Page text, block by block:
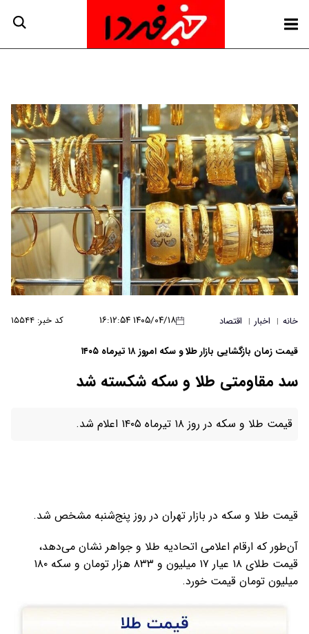
خانه | اخبار | اقتصاد ۱۴۰۵/۰۴/۱۸ ۱۶:۱۲:۵۴ کد خبر: ۱۵۵۴۴
قیمت زمان بازگشایی بازار طلا و سکه امروز ۱۸ تیرماه ۱۴۰۵
سد مقاومتی طلا و سکه شکسته شد
قیمت طلا و سکه در روز ۱۸ تیرماه ۱۴۰۵ اعلام شد.
قیمت طلا و سکه در بازار تهران در روز پنج‌شنبه مشخص شد.
آن‌طور که ارقام اعلامی اتحادیه طلا و جواهر نشان می‌دهد،
قیمت طلای ۱۸ عیار ۱۷ میلیون و ۸۳۳ هزار تومان و سکه ۱۸۰
میلیون تومان قیمت خورد.